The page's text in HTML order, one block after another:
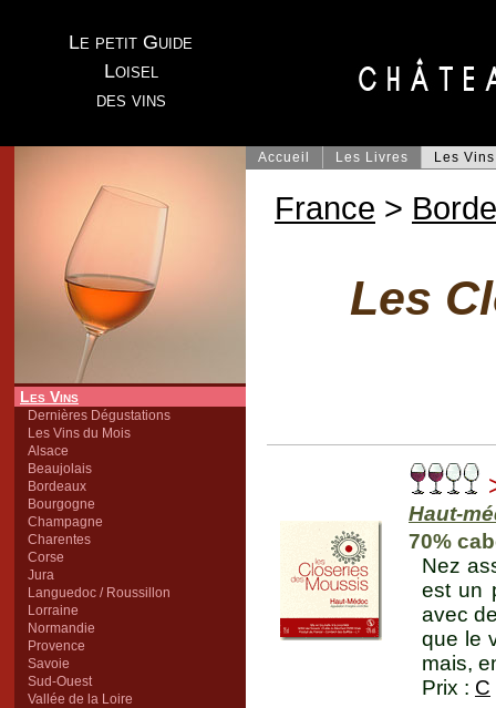
Le petit Guide
Loisel
des vins
Les Vins
Dernières Dégustations
Les Vins du Mois
Alsace
Beaujolais
Bordeaux
Bourgogne
Champagne
Charentes
Corse
Jura
Languedoc / Roussillon
Lorraine
Normandie
Provence
Savoie
Sud-Ouest
Vallée de la Loire
Accueil Les Livres Les Vins
France >
Les
Haut-
70%
Nez
est un
avec
que le
mais,
Prix : C